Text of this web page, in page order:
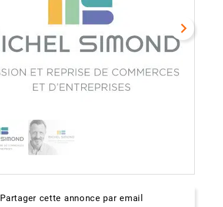
navigate_next
Partager cette annonce par email